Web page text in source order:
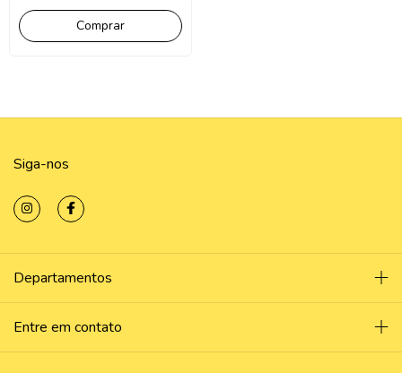
Siga-nos
Departamentos
Entre em contato